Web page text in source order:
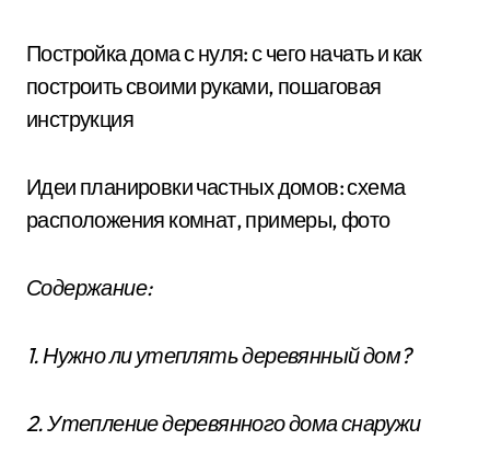
Постройка дома с нуля: с чего начать и как
построить своими руками, пошаговая
инструкция
Идеи планировки частных домов: схема
расположения комнат, примеры, фото
Содержание:
1. Нужно ли утеплять деревянный дом?
2. Утепление деревянного дома снаружи